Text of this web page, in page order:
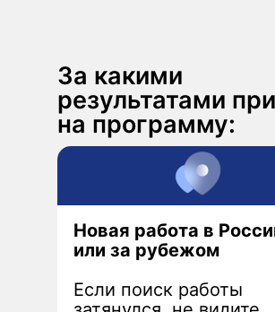
За какими
результатами
на программу:
Новая работа в
или за рубежом
Если поиск работы